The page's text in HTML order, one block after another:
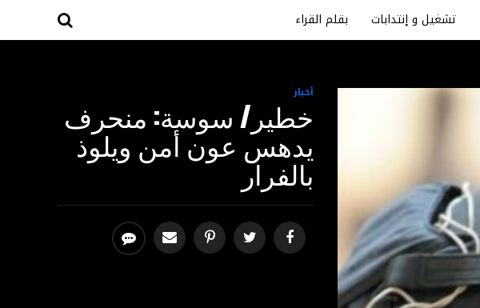
تشغيل و إنتدابات بقلم القراء
أخبار
خطير/ سوسة: منحرف
يدهس عون أمن ويلوذ
بالفرار